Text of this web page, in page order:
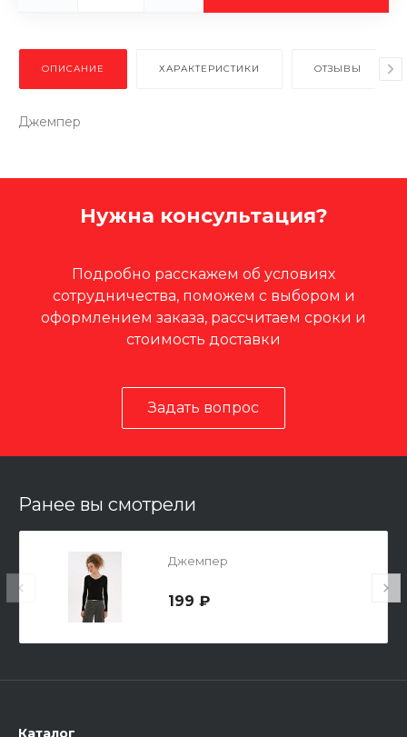
ОПИСАНИЕ ХАРАКТЕРИСТИКИ ОТЗЫВЫ
Джемпер
Нужна консультация?
Подробно расскажем об условиях
сотрудничества, поможем с выбором и
оформлением заказа, рассчитаем сроки и
стоимость доставки
Задать вопрос
Ранее вы смотрели
Джемпер
199 ₽
Каталог